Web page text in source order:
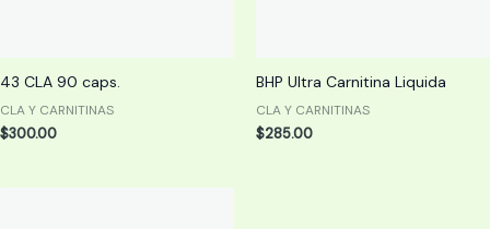
43 CLA 90 caps.
CLA Y CARNITINAS
$300.00
BHP Ultra Carnitina Liquida
CLA Y CARNITINAS
$285.00